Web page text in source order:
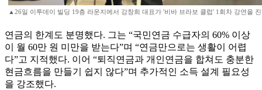
▲26일 이투데이 빌딩 19층 라운지에서 강창희 대표가 '비바 브라보 클럽' 1회차 강연을
연금의 한계도 분명했다. 그는 “국민연금 수급자의 60% 이상
이 월 60만 원 미만을 받는다”며 “연금만으로는 생활이 어렵
다”고 지적했다. 이어 “퇴직연금과 개인연금을 합쳐도 충분한
현금흐름을 만들기 쉽지 않다”며 추가적인 소득 설계 필요성
을 강조했다.